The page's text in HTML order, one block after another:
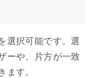
選択可能です。選
ーや、片方が一致
ます。